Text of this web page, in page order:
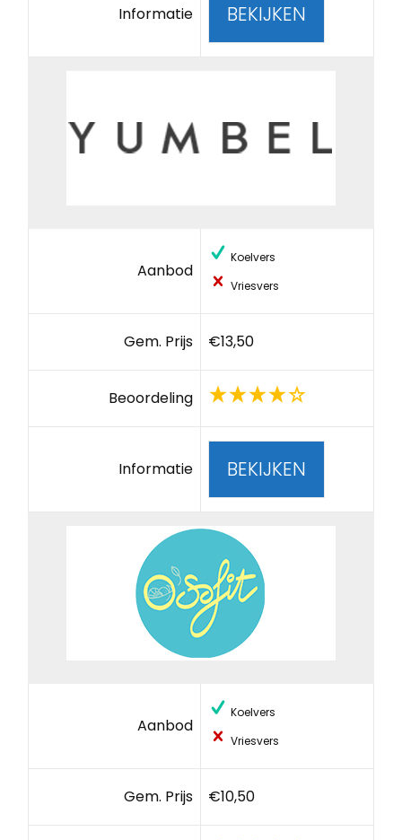
Informatie BEKIJKEN
Aanbod
Koelvers
Vriesvers
Gem. Prijs €13,50
Beoordeling
Informatie BEKIJKEN
Aanbod
Koelvers
Vriesvers
Gem. Prijs €10,50